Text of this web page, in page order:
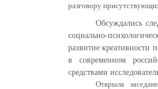
разговору
Обсуждались
социально-
развитие креативности
в современном
средствами
Открыла